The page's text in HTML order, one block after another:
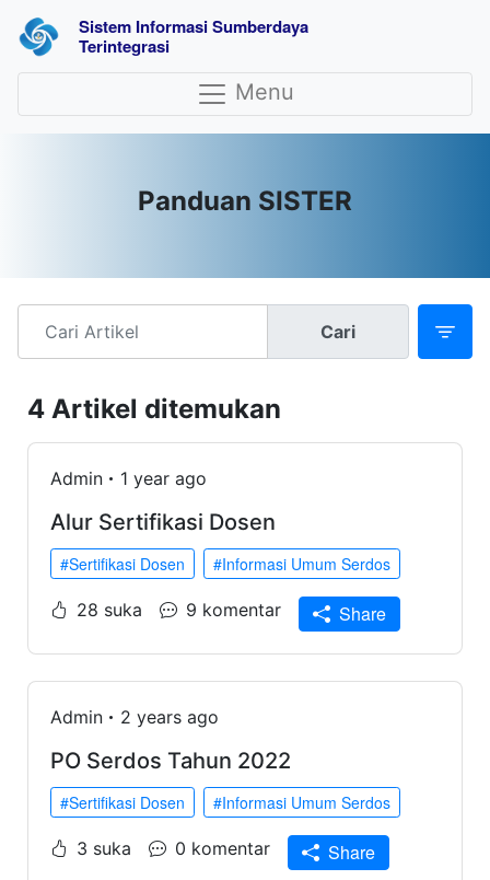
Sistem Informasi Sumberdaya
Terintegrasi
Menu
Panduan SISTER
Cari
4 Artikel ditemukan
Admin 1 year ago
Alur Sertifikasi Dosen
#Sertifikasi Dosen #Informasi Umum Serdos
28 suka 9 komentar Share
Admin 2 years ago
PO Serdos Tahun 2022
#Sertifikasi Dosen #Informasi Umum Serdos
3 suka 0 komentar Share